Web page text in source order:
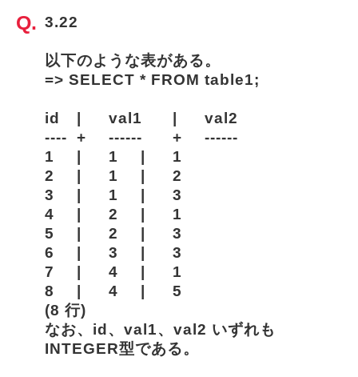
3.22
以下のような表がある。
=> SELECT * FROM table1;
id	|	val1	|	val2
----	+	------	+	------
1	|	1	|	1
2	|	1	|	2
3	|	1	|	3
4	|	2	|	1
5	|	2	|	3
6	|	3	|	3
7	|	4	|	1
8	|	4	|	5
(8 行)
なお、id、val1、val2 いずれも
INTEGER型である。